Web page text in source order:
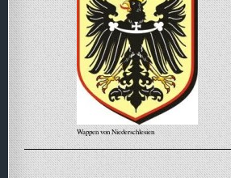
Wappen von Niederschlesien
Alle Meldungen